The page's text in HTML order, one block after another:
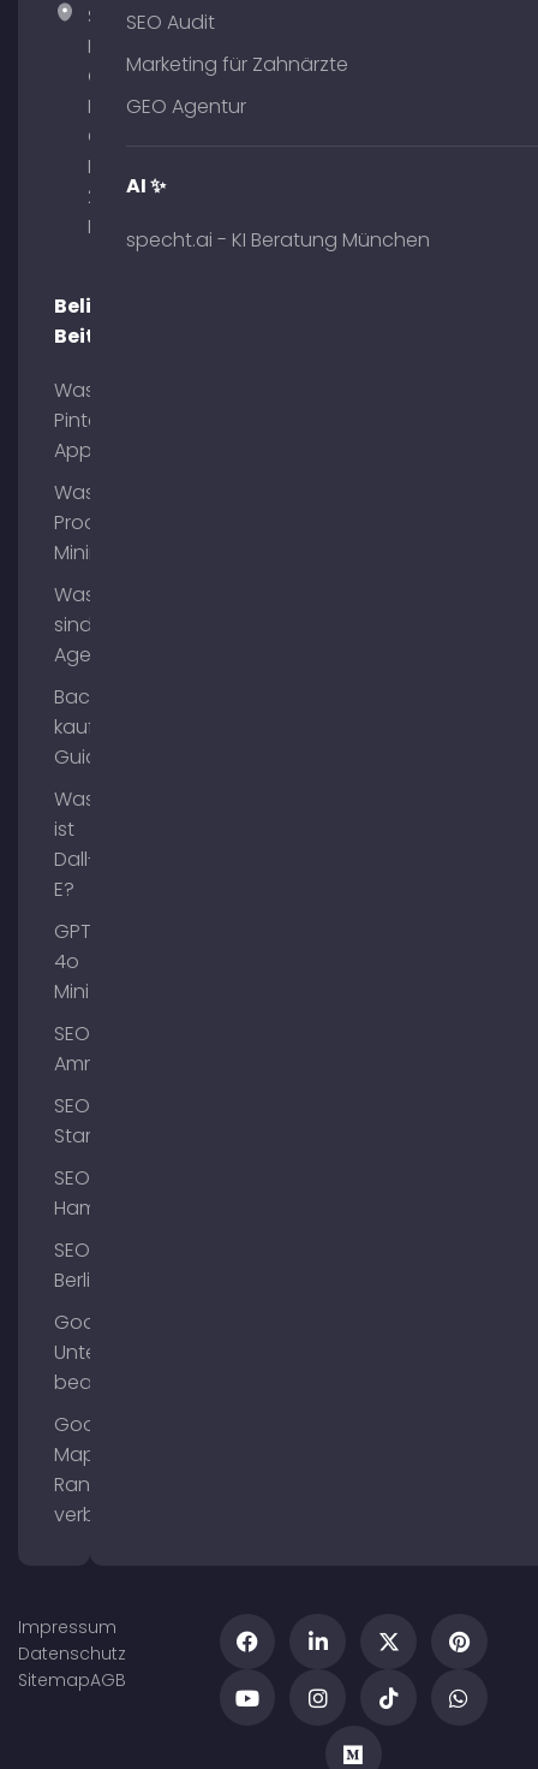
Specht
Marketing
GmbH –
Palais am
Obelisk
Briennerstr.
29 80333
München
Beliebte
Beiträge
Was ist
Pinterest
App?
Was ist
Process
Mining?
Was
sind AI
Agents?
Backlinks
kaufen
Guide
Was
ist
Dall-
E?
GPT-
4o
Mini
SEO
Ammersee
SEO
Starnberg
SEO
Hamburg
SEO
Berlin
Google
Unternehmensprofil
bearbeiten
Google
Maps
Ranking
verbessern
SEO Audit
Marketing für Zahnärzte
GEO Agentur
AI ✨
specht.ai - KI Beratung München
Impressum
Datenschutz
SitemapAGB